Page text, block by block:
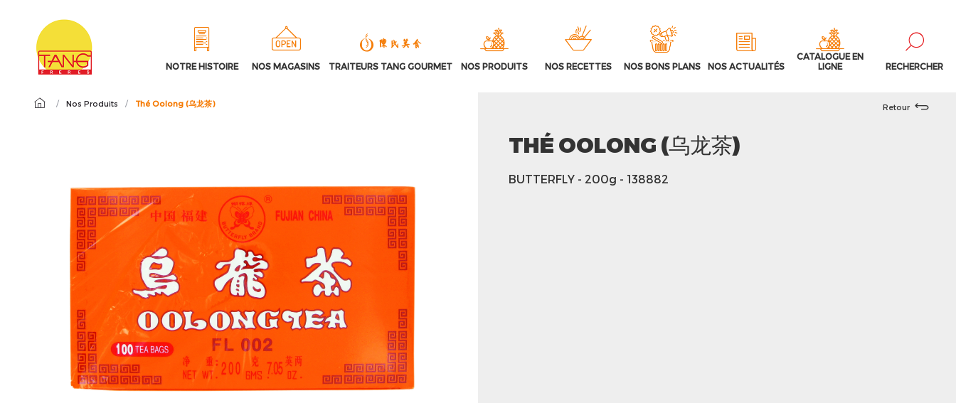
NOTRE HISTOIRE NOS MAGASINS TRAITEURS TANG GOURMET NOS PRODUITS NOS RECETTES NOS BONS PLANS NOS ACTUALITÉS
CATALOGUE EN
LIGNE
RECHERCHER
/ Nos Produits / Thé Oolong (乌龙茶) Retour
THÉ OOLONG (乌龙茶)
BUTTERFLY - 200g - 138882